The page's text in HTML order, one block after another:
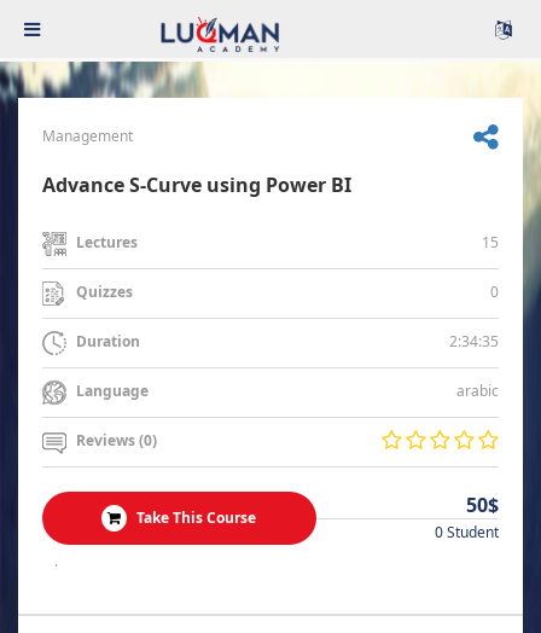
Management
Advance S-Curve using Power BI
Lectures 15
Quizzes 0
Duration 2:34:35
Language arabic
Reviews (0)
Take This Course 50$
0 Student
.